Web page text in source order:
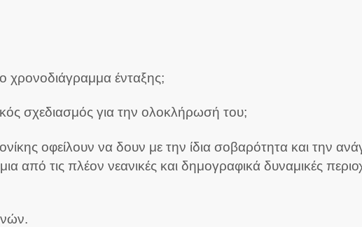
χρονοδιάγραμμα ένταξης;
σχεδιασμός για την ολοκλήρωσή του;
οφείλουν να δουν με την ίδια σοβαρότητα και την
τις πλέον νεανικές και δημογραφικά δυναμικές